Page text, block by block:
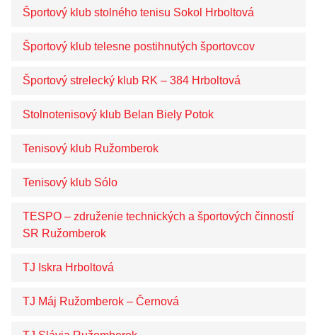
Športový klub stolného tenisu Sokol Hrboltová
Športový klub telesne postihnutých športovcov
Športový strelecký klub RK – 384 Hrboltová
Stolnotenisový klub Belan Biely Potok
Tenisový klub Ružomberok
Tenisový klub Sólo
TESPO – združenie technických a športových činností
SR Ružomberok
TJ Iskra Hrboltová
TJ Máj Ružomberok – Černová